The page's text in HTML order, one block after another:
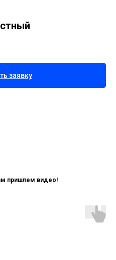
заявку
пришлем видео!